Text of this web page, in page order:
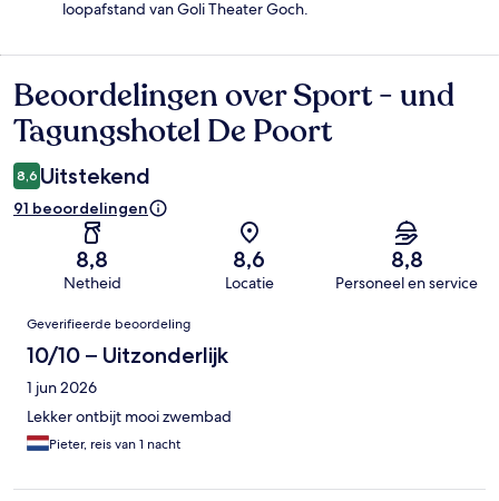
loopafstand van Goli Theater Goch.
Beoordelingen
Beoordelingen over Sport - und
Tagungshotel De Poort
8,6 Uitstekend
91 beoordelingen
8,8
Netheid
8,6
Locatie
8,8
Personeel en service
Beoordelingen
Geverifieerde beoordeling
10/10 – Uitzonderlijk
1 jun 2026
Lekker ontbijt mooi zwembad
Pieter, reis van 1 nacht